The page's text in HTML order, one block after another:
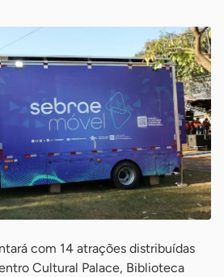
com 14 atrações distribuídas
Cultural Palace, Biblioteca